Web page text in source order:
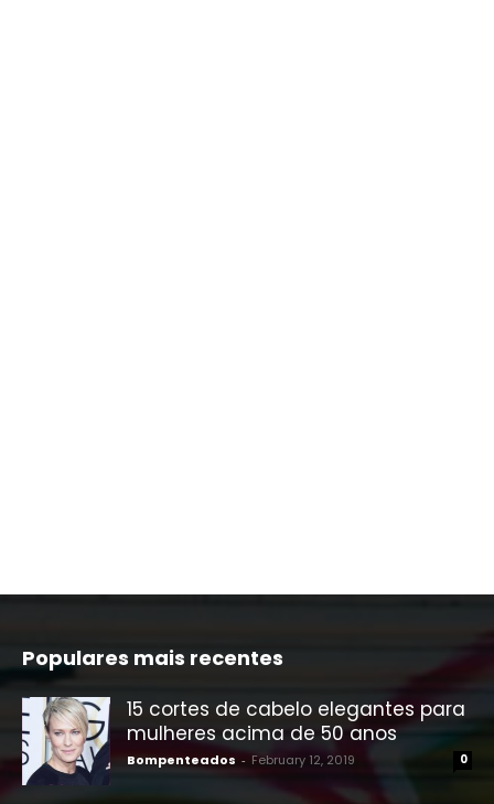
Populares mais recentes
15 cortes de cabelo elegantes para
mulheres acima de 50 anos
Bompenteados - February 12, 2019 0